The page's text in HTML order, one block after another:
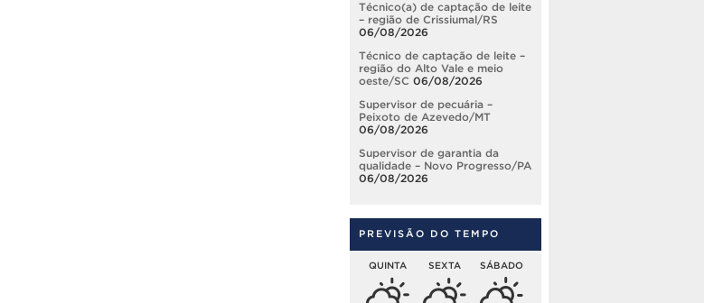
Técnico(a) de captação de leite
– região de Crissiumal/RS
06/08/2026
Técnico de captação de leite –
região do Alto Vale e meio
oeste/SC 06/08/2026
Supervisor de pecuária –
Peixoto de Azevedo/MT
06/08/2026
Supervisor de garantia da
qualidade – Novo Progresso/PA
06/08/2026
PREVISÃO DO TEMPO
QUINTA SEXTA SÁBADO